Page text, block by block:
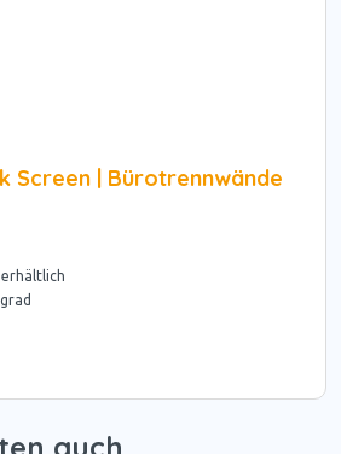
Screen | Bürotrennwände
erhältlich
auch